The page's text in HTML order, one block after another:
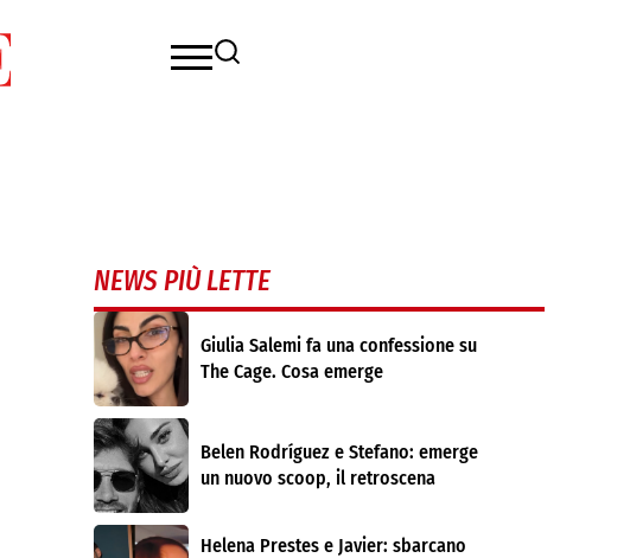
NEWS PIÙ LETTE
Giulia Salemi fa una confessione su
The Cage. Cosa emerge
Belen Rodríguez e Stefano: emerge
un nuovo scoop, il retroscena
Helena Prestes e Javier: sbarcano